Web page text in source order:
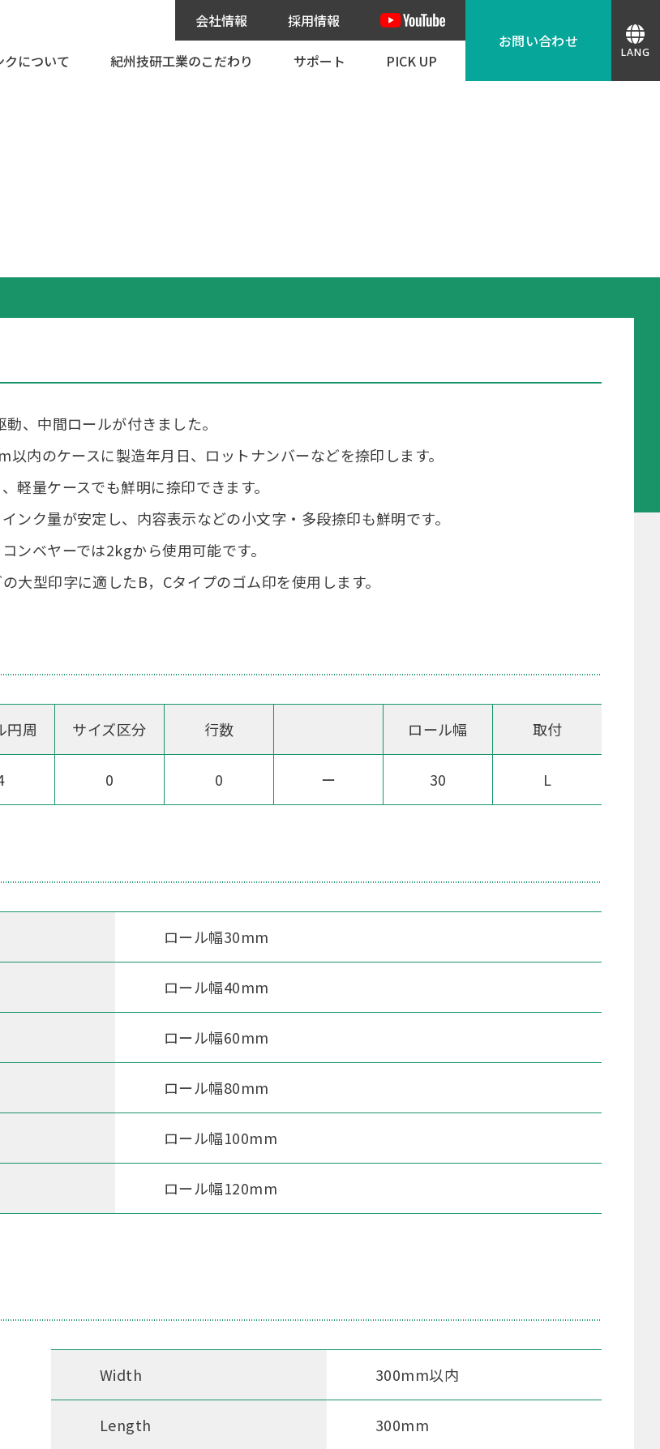
クについて 紀州技研工業のこだわり サポート PICK UP
会社情報
社長挨拶
採用情報
募集要項
お問い合わせ
デモ機貸出し
LANG
、中間ロールが付きました。
以内のケースに製造年月日、ロットナンバーなどを捺印します。
軽量ケースでも鮮明に捺印できます。
ンク量が安定し、内容表示などの小文字・多段捺印も鮮明です。
ンベヤーでは2kgから使用可能です。
大型印字に適したB，Cタイプのゴム印を使用します。
円周 サイズ区分 行数 ロール幅 取付
0 0 ー 30 L
ロール幅30mm
ロール幅40mm
ロール幅60mm
ロール幅80mm
ロール幅100mm
ロール幅120mm
Width 300mm以内
Length 300mm